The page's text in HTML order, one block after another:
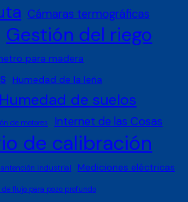
Cámaras termográficas
Gestión del riego
para madera
Humedad de la leña
Humedad de suelos
de motores Internet de las Cosas
de calibración
industrial
Mediciones eléctricas
de flujo para pozo profundo